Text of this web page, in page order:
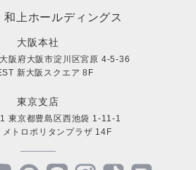
和上ホールディングス
大阪本社
阪府大阪市淀川区宮原 4-5-36
新大阪スクエア 8F
東京支店
東京都豊島区西池袋 1-11-1
トロポリタンプラザ 14F